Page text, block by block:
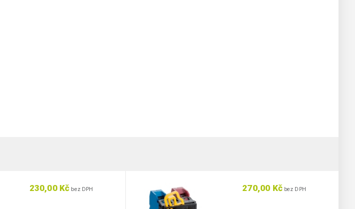
230,00 Kč bez DPH 270,00 Kčbez DPH